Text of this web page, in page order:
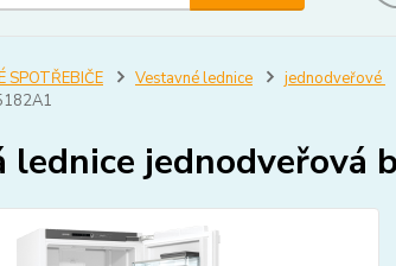
SPOTŘEBIČE Vestavné lednice jednodveřové
lednice jednodveřová